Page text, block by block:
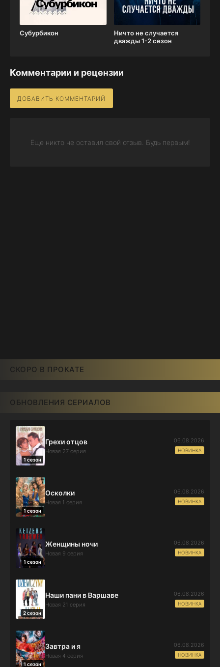
СКОРО В ПРОКАТЕ
ОБНОВЛЕНИЯ СЕРИАЛОВ
1 сезон
Грехи отцов
Новая 27 серия
06.08.2026
НОВИНКА
1 сезон
Осколки
Новая 1 серия
06.08.2026
НОВИНКА
1 сезон
Женщины ночи
Новая 9 серия
06.08.2026
НОВИНКА
2 сезон
Наши пани в Варшаве
Новая 21 серия
06.08.2026
НОВИНКА
1 сезон
Завтра и я
Новая 4 серия
06.08.2026
НОВИНКА
Субурбикон
Ничто не случается
дважды 1-2 сезон
Комментарии и рецензии
ДОБАВИТЬ КОММЕНТАРИЙ
Еще никто не оставил свой отзыв. Будь первым!